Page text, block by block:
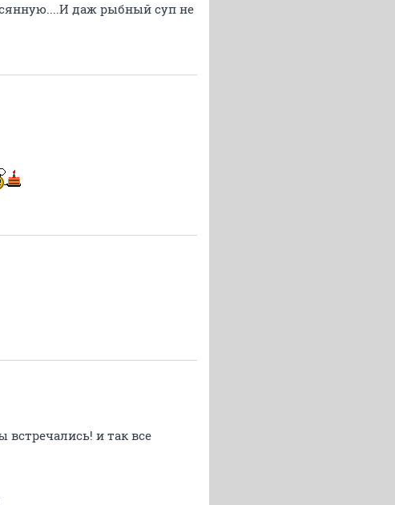
даж рыбный суп не
и так все